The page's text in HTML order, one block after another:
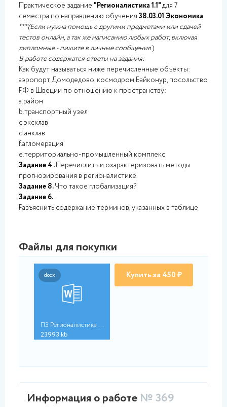
Практическое задание "Регионалистика 1.1"для 7
семестра по направлению обучения 38.03.01 Экономика
***(Если нужна помощь с другими предметами или сдачей
тестов онлайн, а так же написанию любых работ, включая
дипломные - пишите в личные сообщения)
В работе содержатся ответы на задания:
Как будут называться ниже перечисленные объекты:
аэропорт Домодедово, космодром Байконур, посольство
РФ в Швеции по отношению к пространству:
a.район
b.транспортный узел
c.эксклав
d.анклав
f.агломерация
e.территориально-промышленный комплекс
Задание 4 .Перечислить и охарактеризовать методы
прогнозирования в регионалистике.
Задание 8.Что такое глобализация?
Задание 6.
Разъяснить содержание терминов, указанных в таблице
Файлы для покупки
docx
ПЗ Регионалистика (1...
23993.kb
Купить за 450 ₽
Информация о работе № 369